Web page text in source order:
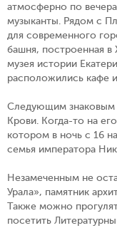
атмосферно по
музыканты. Рядом с
для современного
башня, построенная в
музея истории
расположились кафе
Следующим знаковым
Крови. Когда-то на
котором в ночь с 16
семья императора
Незамеченным не
Урала», памятник
Также можно
посетить